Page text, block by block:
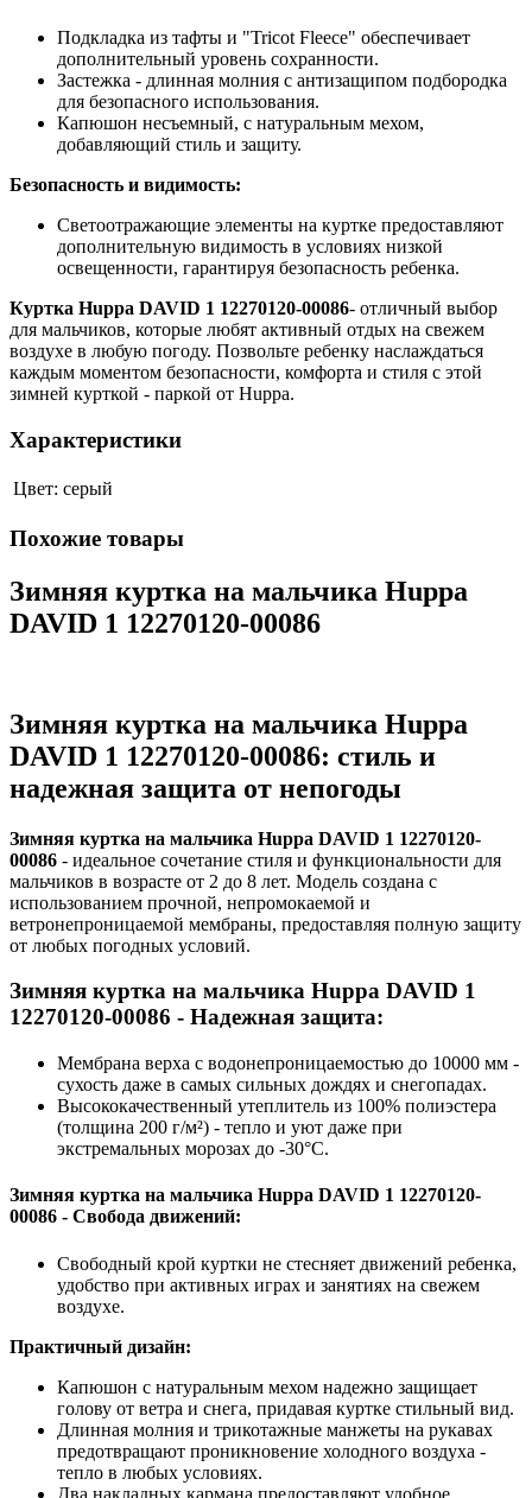
Подкладка из тафты и "Tricot Fleece" обеспечивает
дополнительный уровень сохранности.
Застежка - длинная молния с антизащипом подбородка
для безопасного использования.
Капюшон несъемный, с натуральным мехом,
добавляющий стиль и защиту.
Безопасность и видимость:
Светоотражающие элементы на куртке предоставляют
дополнительную видимость в условиях низкой
освещенности, гарантируя безопасность ребенка.
Куртка Huppa DAVID 1 12270120-00086- отличный выбор
для мальчиков, которые любят активный отдых на свежем
воздухе в любую погоду. Позвольте ребенку наслаждаться
каждым моментом безопасности, комфорта и стиля с этой
зимней курткой - паркой от Huppa.
Характеристики
Цвет: серый
Похожие товары
Зимняя куртка на мальчика Huppa
DAVID 1 12270120-00086
Зимняя куртка на мальчика Huppa
DAVID 1 12270120-00086: cтиль и
надежная защита от непогоды
Зимняя куртка на мальчика Huppa DAVID 1 12270120-
00086 - идеальное сочетание стиля и функциональности для
мальчиков в возрасте от 2 до 8 лет. Модель создана с
использованием прочной, непромокаемой и
ветронепроницаемой мембраны, предоставляя полную защиту
от любых погодных условий.
Зимняя куртка на мальчика Huppa DAVID 1
12270120-00086 - Надежная защита:
Мембрана верха с водонепроницаемостью до 10000 мм -
сухость даже в самых сильных дождях и снегопадах.
Высококачественный утеплитель из 100% полиэстера
(толщина 200 г/м²) - тепло и уют даже при
экстремальных морозах до -30°C.
Зимняя куртка на мальчика Huppa DAVID 1 12270120-
00086 - Свобода движений:
Свободный крой куртки не стесняет движений ребенка,
удобство при активных играх и занятиях на свежем
воздухе.
Практичный дизайн:
Капюшон с натуральным мехом надежно защищает
голову от ветра и снега, придавая куртке стильный вид.
Длинная молния и трикотажные манжеты на рукавах
предотвращают проникновение холодного воздуха -
тепло в любых условиях.
Два накладных кармана предоставляют удобное